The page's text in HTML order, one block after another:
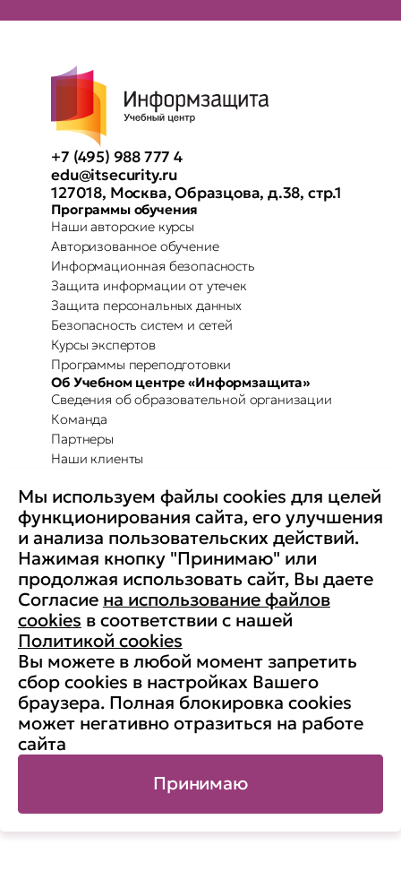
+7 (495) 988 777 4
edu@itsecurity.ru
127018, Москва, Образцова, д.38, стр.1
Программы обучения
Наши авторские курсы
Авторизованное обучение
Информационная безопасность
Защита информации от утечек
Защита персональных данных
Безопасность систем и сетей
Курсы экспертов
Программы переподготовки
Об Учебном центре «Информзащита»
Сведения об образовательной организации
Команда
Партнеры
Наши клиенты
Повышение осведомленности
Партнерство с Secure-T
Преимущества для бизнеса
Комплексные программы
Контакты
Медиа
Вакансии
Реквизиты
Старая версия сайта
© АНО ДПО «Учебный центр
«Информзащита», 1998-2026. ИНН:
7704190833, ОГРН: 1037700132788
Публичная оферта
Мы используем файлы cookies для целей
функционирования сайта, его улучшения
и анализа пользовательских действий.
Нажимая кнопку "Принимаю" или
продолжая использовать сайт, Вы даете
Согласие на использование файлов
cookies в соответствии с нашей
Политикой cookies
Вы можете в любой момент запретить
сбор cookies в настройках Вашего
браузера. Полная блокировка cookies
может негативно отразиться на работе
сайта
Принимаю